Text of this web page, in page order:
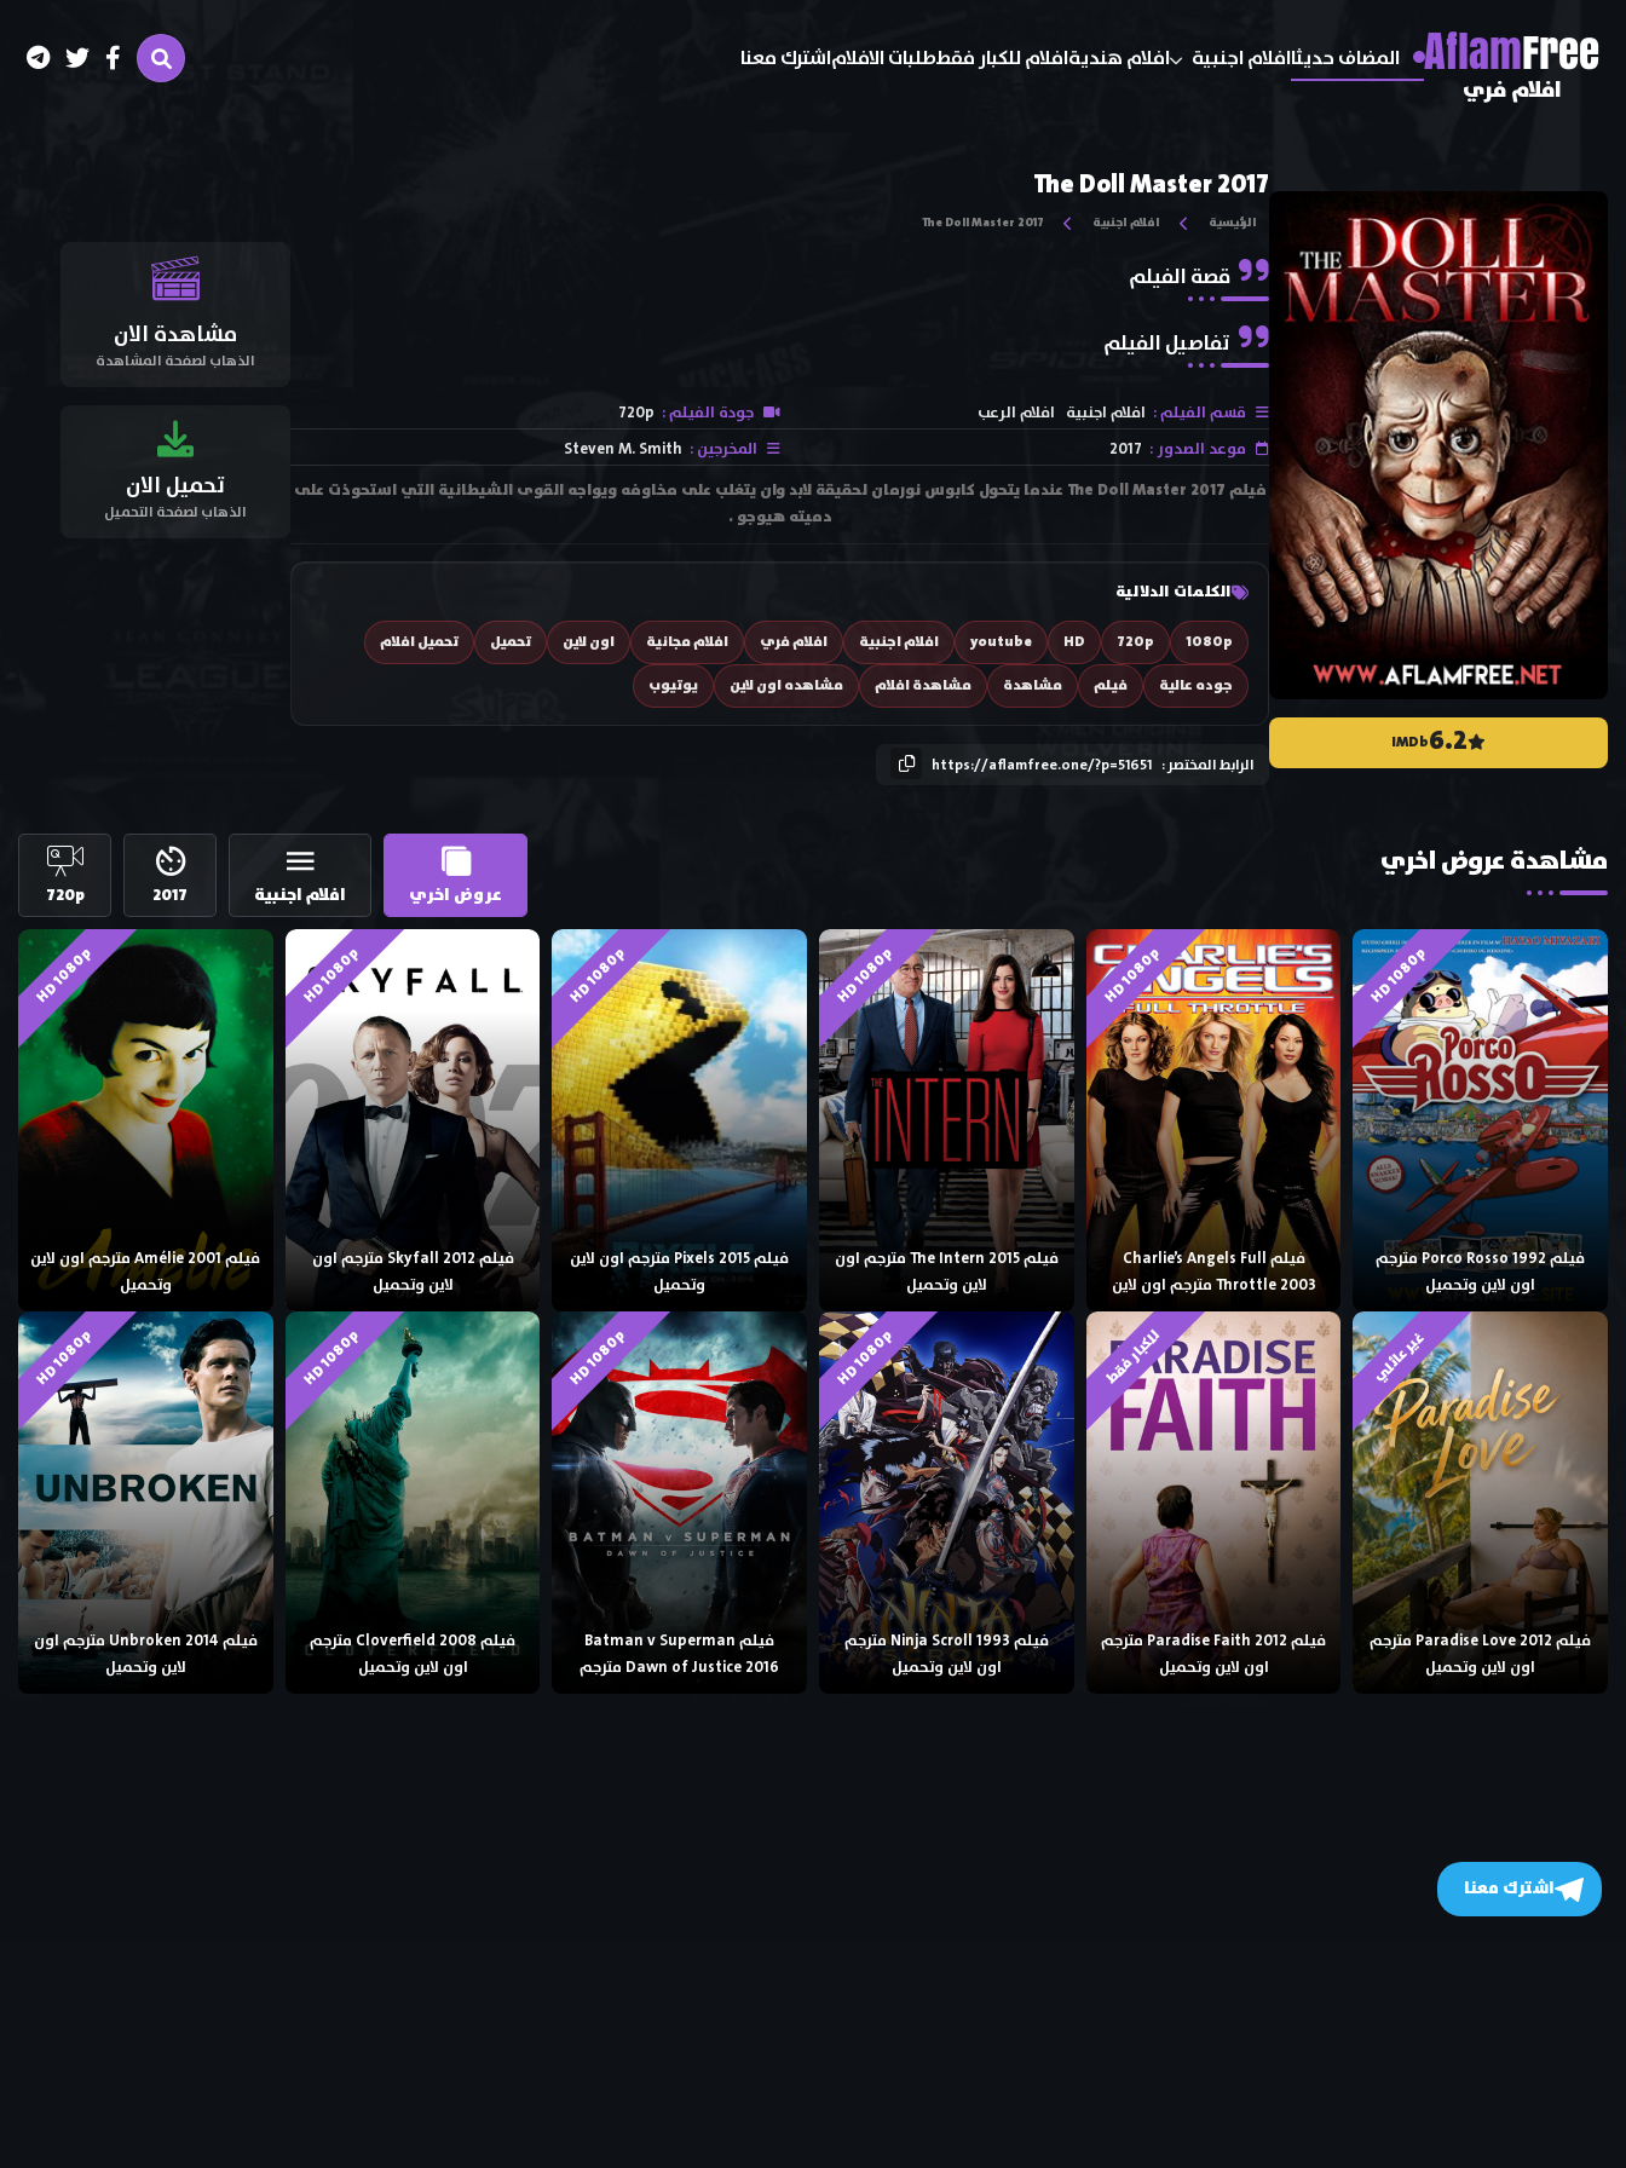
AflamFree
افلام فري
المضاف حديثاافلام اجنبية افلام هنديةافلام للكبار فقططلبات الافلاماشترك معنا
6.2
IMDb
The Doll Master 2017
الرئيسية افلام اجنبية The Doll Master 2017
قصة الفيلم
تفاصيل الفيلم
قسم الفيلم : افلام اجنبية افلام الرعب جودة الفيلم : 720p
موعد الصدور : 2017 المخرجين : Steven M. Smith
فيلم The Doll Master 2017 عندما يتحول كابوس نورمان لحقيقة لابد وان يتغلب على مخاوفه ويواجه القوى الشيطانية التي استحوذت على
دميته هيوجو .
الكلمات الدلالية
1080p
720p
HD
youtube افلام اجنبية افلام فري افلام مجانية اون لاين تحميل
تحميل افلام
جوده عالية
فيلم مشاهدة مشاهدة افلام مشاهده اون لاين يوتيوب
الرابط المختصر : https://aflamfree.one/?p=51651
مشاهدة الان
الذهاب لصفحة المشاهدة
تحميل الان
الذهاب لصفحة التحميل
مشاهدة عروض اخري
عروض اخري افلام اجنبية 2017
720p
HD 1080p
فيلم Porco Rosso 1992 مترجم
اون لاين وتحميل
HD 1080p
فيلم Charlie’s Angels Full
Throttle 2003 مترجم اون لاين
HD 1080p
فيلم The Intern 2015 مترجم اون
لاين وتحميل
HD 1080p
فيلم Pixels 2015 مترجم اون لاين
وتحميل
HD 1080p
فيلم Skyfall 2012 مترجم اون
لاين وتحميل
HD 1080p
فيلم Amélie 2001 مترجم اون لاين
وتحميل
غير عائلي
فيلم Paradise Love 2012 مترجم
اون لاين وتحميل
للكبار فقط
فيلم Paradise Faith 2012 مترجم
اون لاين وتحميل
HD 1080p
فيلم Ninja Scroll 1993 مترجم
اون لاين وتحميل
HD 1080p
فيلم Batman v Superman
Dawn of Justice 2016 مترجم
HD 1080p
فيلم Cloverfield 2008 مترجم
اون لاين وتحميل
HD 1080p
فيلم Unbroken 2014 مترجم اون
لاين وتحميل
اشترك معنا